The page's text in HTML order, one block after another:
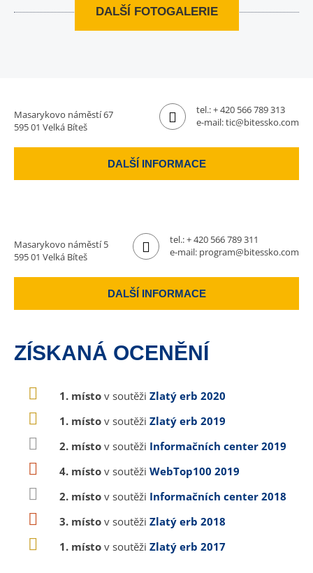
DALŠÍ FOTOGALERIE
Masarykovo náměstí 67
595 01 Velká Bíteš
tel.:+ 420 566 789 313
e-mail:tic@bitessko.com
DALŠÍ INFORMACE
Masarykovo náměstí 5
595 01 Velká Bíteš
tel.:+ 420 566 789 311
e-mail: program@bitessko.com
DALŠÍ INFORMACE
ZÍSKANÁ OCENĚNÍ
1. místo v soutěži Zlatý erb 2020
1. místo v soutěži Zlatý erb 2019
2. místo v soutěži Informačních center 2019
4. místo v soutěži WebTop100 2019
2. místo v soutěži Informačních center 2018
3. místo v soutěži Zlatý erb 2018
1. místo v soutěži Zlatý erb 2017